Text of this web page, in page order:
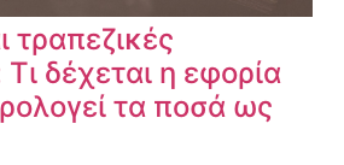
τραπεζικές
δέχεται η εφορία
τα ποσά ως